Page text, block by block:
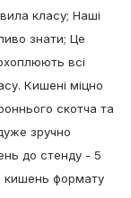
класу; Наші
знати; Це
всі
Кишені міцно
скотча та
зручно
до стенду - 5
кишень формату